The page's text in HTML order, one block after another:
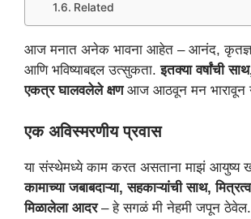
Related
आज मनात अनेक भावना आहेत – आनंद,
आणि भविष्याबद्दल उत्सुकता.इतक्या वर्षांची
एकत्र घालवलेले क्षणआज आठवून मन भारावून
एक अविस्मरणीय प्रवास
या संस्थेमध्ये काम करत असताना माझं आयुष्य
कामाच्या जबाबदाऱ्या, सहकाऱ्यांची साथ,
मिळालेला आदर– हे सगळं मी नेहमी जपून ठेवेल.